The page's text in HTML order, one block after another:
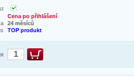
Cena po přihlášení
24 měsíců
TOP produkt